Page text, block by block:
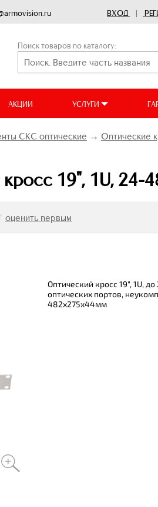
ВХОД |
Поиск товаров по каталогу:
АКЦИИ УСЛУГИ
СКС оптические → Оптические
19", 1U, 24-
оценить первым
Оптический кросс 19", 1U,
оптических портов,
482x275x44мм